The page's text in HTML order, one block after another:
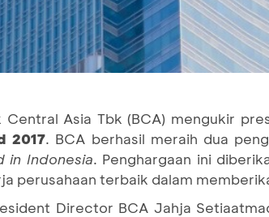
Central Asia Tbk (BCA) mengukir
2017. BCA berhasil meraih dua
in Indonesia. Penghargaan ini
perusahaan terbaik dalam
Director BCA Jahja